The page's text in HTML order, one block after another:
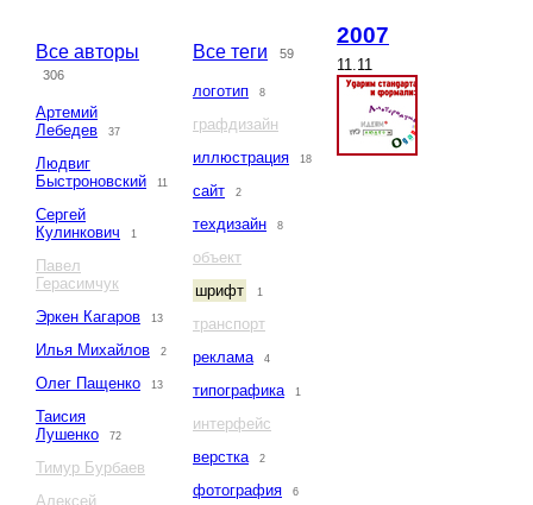
Все авторы
306
Артемий
Лебедев
37
Людвиг
Быстроновский
11
Сергей
Кулинкович
1
Павел
Герасимчук
Эркен Кагаров
13
Илья Михайлов 2
Олег Пащенко 13
Таисия
Лушенко
72
Тимур Бурбаев
Алексей
Все теги 59
логотип 8
графдизайн
иллюстрация
18
сайт 2
техдизайн 8
объект
шрифт
1
транспорт
реклама
4
типографика 1
интерфейс
верстка
2
фотография 6
2007
11.11